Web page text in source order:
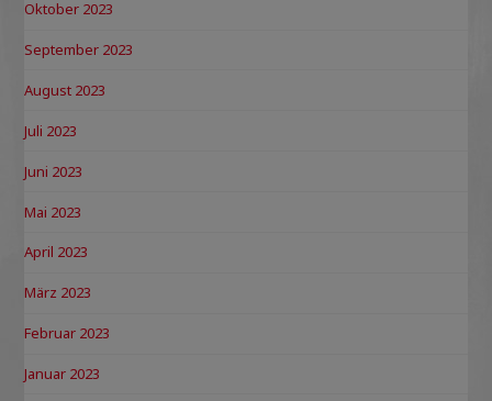
Oktober 2023
September 2023
August 2023
Juli 2023
Juni 2023
Mai 2023
April 2023
März 2023
Februar 2023
Januar 2023